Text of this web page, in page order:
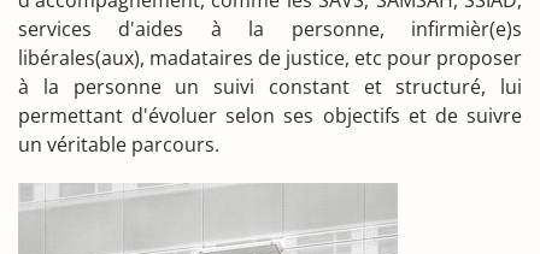
services d'aides à la personne, infirmièr(e)s
libérales(aux), madataires de justice, etc pour proposer
à la personne un suivi constant et structuré, lui
permettant d'évoluer selon ses objectifs et de suivre
un véritable parcours.